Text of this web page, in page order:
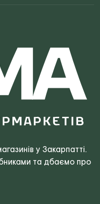
у Закарпатті.
та дбаємо про